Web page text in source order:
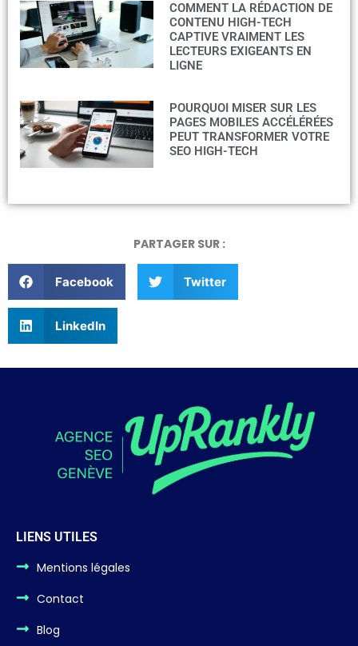
COMMENT LA RÉDACTION DE
CONTENU HIGH-TECH
CAPTIVE VRAIMENT LES
LECTEURS EXIGEANTS EN
LIGNE
POURQUOI MISER SUR LES
PAGES MOBILES ACCÉLÉRÉES
PEUT TRANSFORMER VOTRE
SEO HIGH-TECH
PARTAGER SUR :
Facebook Twitter
LinkedIn
LIENS UTILES
Mentions légales
Contact
Blog